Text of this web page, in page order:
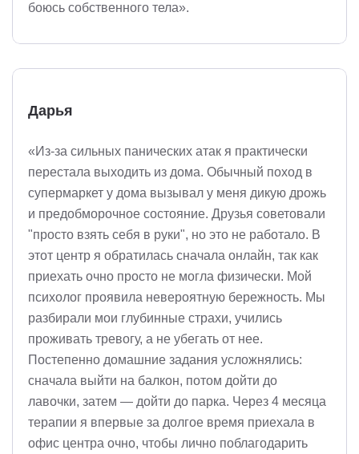
боюсь собственного тела».
Дарья
«Из-за сильных панических атак я практически
перестала выходить из дома. Обычный поход в
супермаркет у дома вызывал у меня дикую дрожь
и предобморочное состояние. Друзья советовали
"просто взять себя в руки", но это не работало. В
этот центр я обратилась сначала онлайн, так как
приехать очно просто не могла физически. Мой
психолог проявила невероятную бережность. Мы
разбирали мои глубинные страхи, учились
проживать тревогу, а не убегать от нее.
Постепенно домашние задания усложнялись:
сначала выйти на балкон, потом дойти до
лавочки, затем — дойти до парка. Через 4 месяца
терапии я впервые за долгое время приехала в
офис центра очно, чтобы лично поблагодарить